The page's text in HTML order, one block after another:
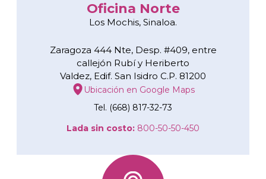
Oficina Norte
Los Mochis, Sinaloa.
Zaragoza 444 Nte, Desp. #409, entre
callejón Rubí y Heriberto
Valdez, Edif. San Isidro C.P. 81200
Ubicación en Google Maps
Tel. (668) 817-32-73
Lada sin costo: 800-50-50-450